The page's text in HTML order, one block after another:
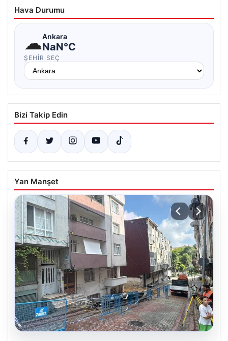
Hava Durumu
☁Ankara
NaN°C
ŞEHIR SEÇ
Bizi Takip Edin
Yan Manşet